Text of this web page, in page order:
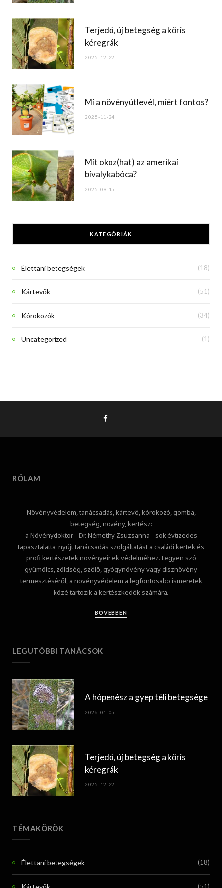
Terjedő, új betegség a kőris
kéregrák
2025-12-22
Mi a növényútlevél, miért fontos?
2025-11-24
Mit okoz(hat) az amerikai
bivalykabóca?
2025-09-15
KATEGÓRIÁK
Élettani betegségek (18)
Kártevők (51)
Kórokozók (34)
Uncategorized (1)
RÓLAM
Növényvédelem, tanácsadás, kártevő, kórokozó, gomba,
betegség, növény, kertész:
a Növénydoktor - Dr. Némethy Zsuzsanna - sok évtizedes
tapasztalattal nyújt tanácsadás szolgáltatást a családi kertek és
profi kertészetek növényeinek védelméhez. Legyen szó
gyümölcs, zöldség, szőlő, gyógynövény vagy dísznövény
termesztéséről, a növényvédelem a legfontosabb ismeretek
közé tartozik a kertészkedők számára.
BŐVEBBEN
LEGUTÓBBI TANÁCSOK
A hópenész a gyep téli betegsége
2026-01-05
Terjedő, új betegség a kőris
kéregrák
2025-12-22
TÉMAKÖRÖK
Élettani betegségek (18)
Kártevők (51)